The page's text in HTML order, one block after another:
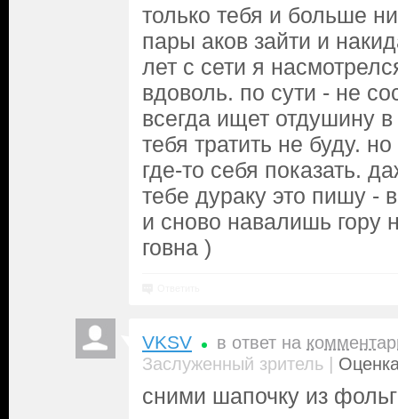
только тебя и больше
пары аков зайти и
лет с сети я
вдоволь. по сути - не
всегда ищет отдушину
тебя тратить не буду.
где-то себя показать.
тебе дураку это пишу -
и сново навалишь гору
говна )
VKSV в ответ на
Заслуженный зритель |
сними шапочку из